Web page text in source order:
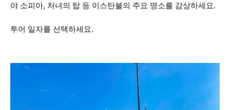
야 소피아, 처녀의 탑 등 이스탄불의 주요 명소를 감상하세요.
투어 일자를 선택하세요.